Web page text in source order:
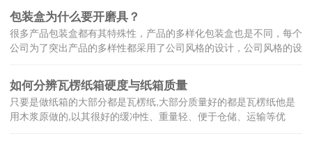
量之外，对化妆品包装盒定制也是比较重视。其实好的包装盒设计师
也...
包装盒为什么要开磨具？
很多产品包装盒都有其特殊性，产品的多样化包装盒也是不同，每个
公司为了突出产品的多样性都采用了公司风格的设计，公司风格的设
质，给客户眼前一亮的感觉。关于产品精美包装盒的生产，如果是
构...
如何分辨瓦楞纸箱硬度与纸箱质量
只要是做纸箱的大部分都是瓦楞纸,大部分质量好的都是瓦楞纸他是
用木浆原做的,以其很好的缓冲性、重量轻、便于仓储、运输等优